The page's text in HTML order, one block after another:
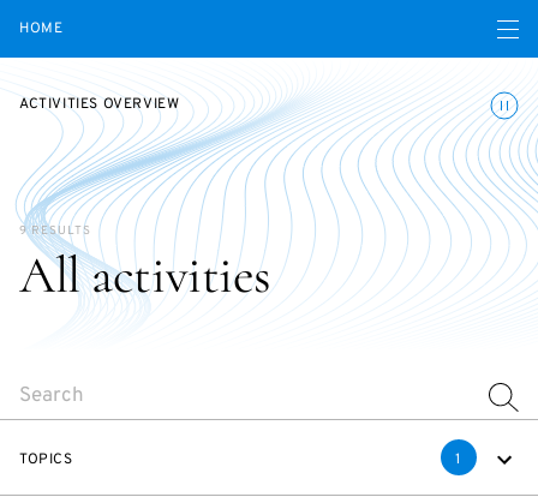
HOME Open
ACTIVITIES OVERVIEW
All activities
9 RESULTS
TOPICS 1